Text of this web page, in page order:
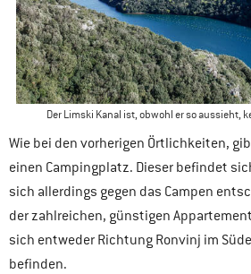
Der Limski Kanal ist, obwohl er so aussieht,
Wie bei den vorherigen Örtlichkeiten,
einen Campingplatz. Dieser befindet
sich allerdings gegen das Campen
der zahlreichen, günstigen
sich entweder Richtung Ronvinj im
befinden.